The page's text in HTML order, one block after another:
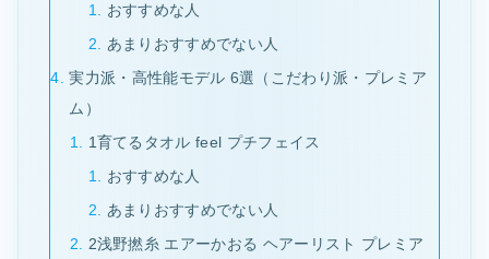
おすすめな人
あまりおすすめでない人
実力派・高性能モデル 6選（こだわり派・プレミア
ム）
1育てるタオル feel プチフェイス
おすすめな人
あまりおすすめでない人
2浅野撚糸 エアーかおる ヘアーリスト プレミア